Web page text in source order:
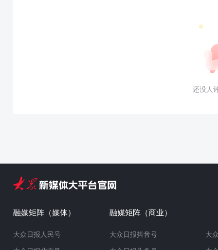
还没人
融媒矩阵（媒体）
大众日报人民号
融媒矩阵（商业）
大众日报抖音号
大